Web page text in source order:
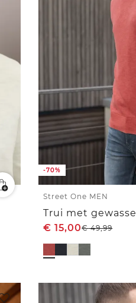
-70%
Street One MEN
Trui met
€ 15,00€49,99